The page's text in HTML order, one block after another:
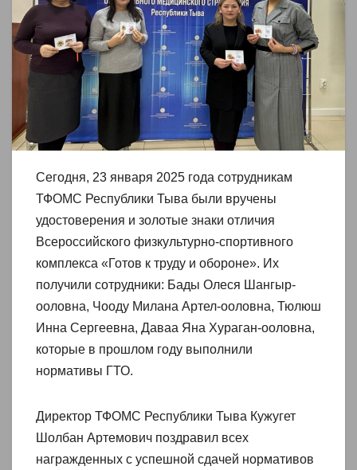
Сегодня, 23 января 2025 года сотрудникам
ТФОМС Республики Тыва были вручены
удостоверения и золотые знаки отличия
Всероссийского физкультурно-спортивного
комплекса «Готов к труду и обороне». Их
получили сотрудники: Бады Олеся Шангыр-
ооловна, Чооду Милана Артел-ооловна, Тюлюш
Инна Сергеевна, Даваа Яна Хураган-ооловна,
которые в прошлом году выполнили
нормативы ГТО.
Директор ТФОМС Республики Тыва Кужугет
Шолбан Артемович поздравил всех
награжденных с успешной сдачей нормативов